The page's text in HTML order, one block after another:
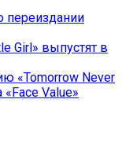
переиздании
Girl» выпустят в
«Tomorrow Never
Value»